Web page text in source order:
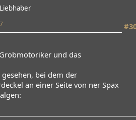
und das
bei dem der
an einer Seite von ner Spax